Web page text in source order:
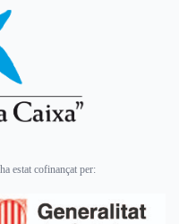
estat cofinançat per: